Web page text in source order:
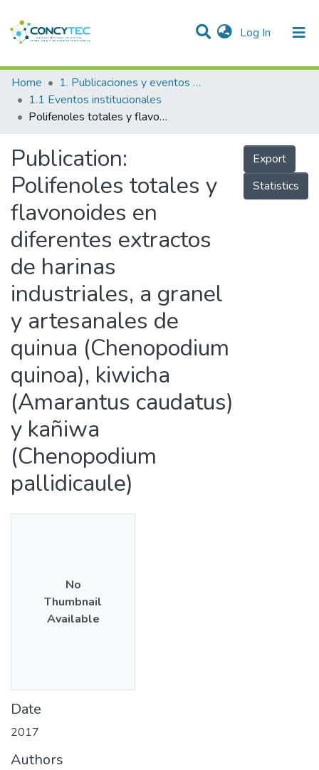
Log In (current)
Communities & Collections
Research Outputs
People
Statistics
Home
1. Publicaciones y eventos institucionales
1.1 Eventos institucionales
Polifenoles totales y flavonoides en diferentes extractos de harinas industriales, a granel y artesanales de quinua (Chenopodium quinoa), kiwicha (Amarantus caudatus) y kañiwa (Chenopodium pallidicaule)
Publication:
Polifenoles totales y
flavonoides en
diferentes extractos
de harinas
industriales, a granel
y artesanales de
quinua (Chenopodium
quinoa), kiwicha
(Amarantus caudatus)
y kañiwa
(Chenopodium
pallidicaule)
Export
Statistics
No
Thumbnail
Available
Date
2017
Authors